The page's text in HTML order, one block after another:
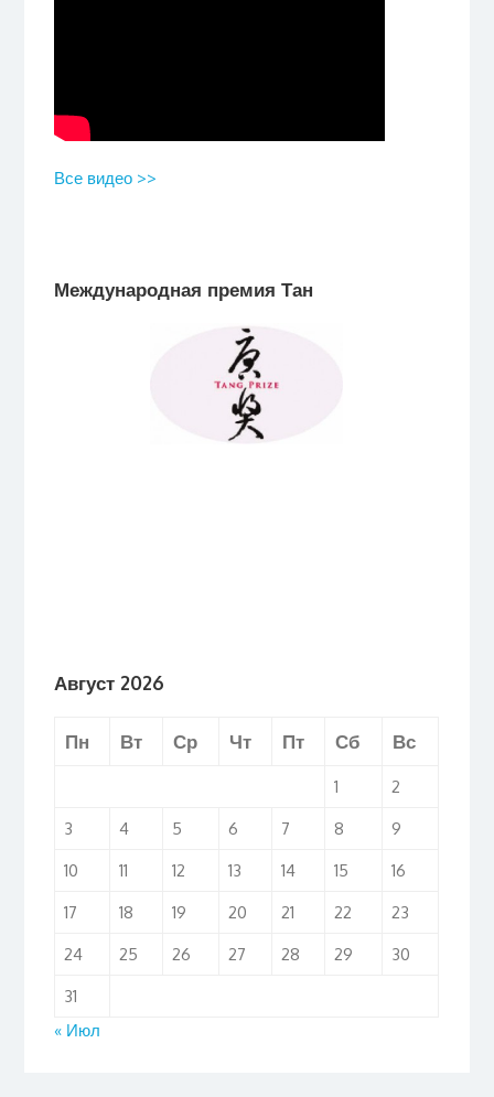
Все видео >>
Международная премия Тан
Август 2026
Пн Вт Ср Чт Пт Сб Вс
1
2
3
4 5 6 7 8
9
10
11 12 13 14 15
16
17
18 19 20 21 22
23
24
25 26 27 28 29
30
31
« Июл